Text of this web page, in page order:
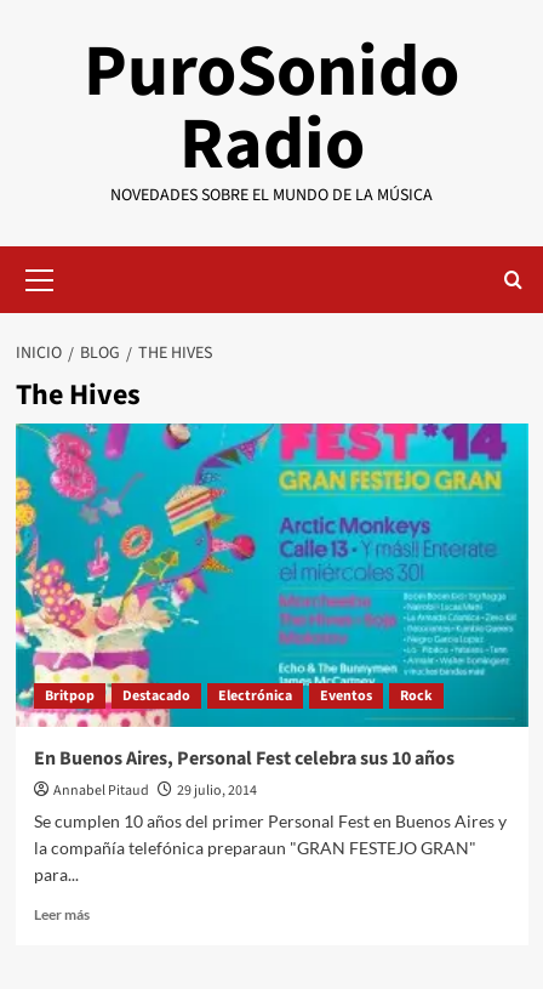
PuroSonido
Radio
NOVEDADES SOBRE EL MUNDO DE LA MÚSICA
primario
INICIO BLOG THE HIVES
The Hives
Britpop Destacado Electrónica Eventos Rock
En Buenos Aires, Personal Fest celebra sus 10 años
Annabel Pitaud
29 julio, 2014
Se cumplen 10 años del primer Personal Fest en Buenos Aires y
la compañía telefónica preparaun "GRAN FESTEJO GRAN"
para...
Leer másLeer